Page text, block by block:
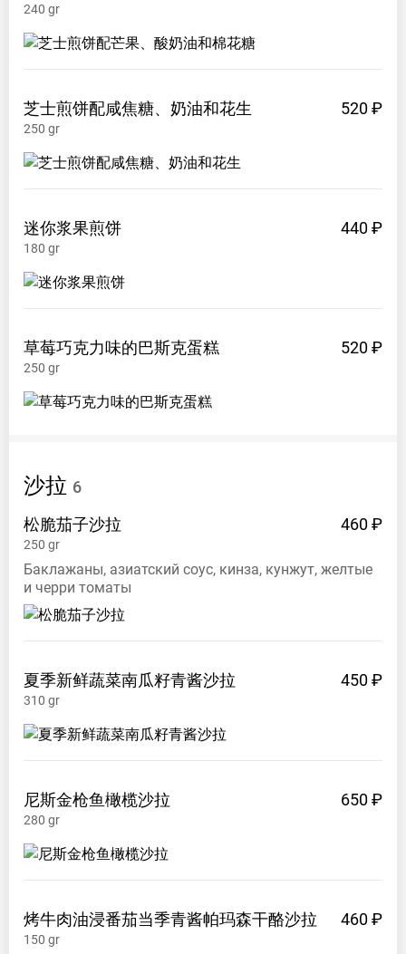
240 gr
芝士煎饼配咸焦糖、奶油和花生 520 ₽
250 gr
迷你浆果煎饼 440 ₽
180 gr
草莓巧克力味的巴斯克蛋糕 520 ₽
250 gr
沙拉 6
松脆茄子沙拉
460 ₽
250 gr
Баклажаны, азиатский соус, кинза, кунжут, желтые
и черри томаты
夏季新鲜蔬菜南瓜籽青酱沙拉 450 ₽
310 gr
尼斯金枪鱼橄榄沙拉 650 ₽
280 gr
烤牛肉油浸番茄当季青酱帕玛森干酪沙拉 460 ₽
150 gr